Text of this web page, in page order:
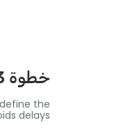
خطوة 3:
the
delays